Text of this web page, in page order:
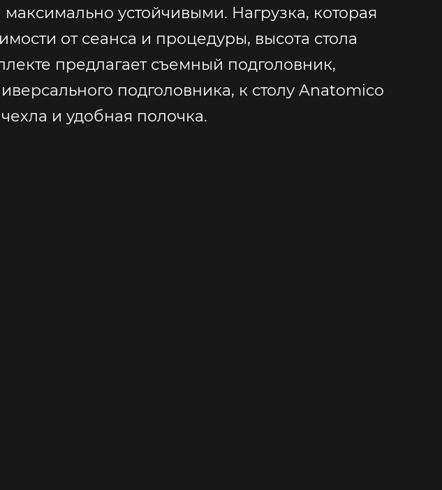
устойчивыми. Нагрузка, которая
от сеанса и процедуры, высота стола
предлагает съемный подголовник,
подголовника, к столу Anatomico
и удобная полочка.